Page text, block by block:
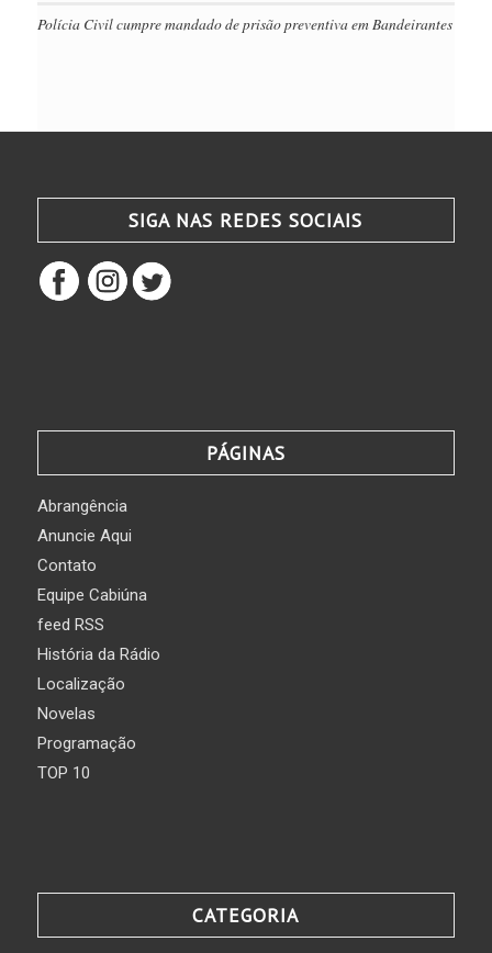
Polícia Civil cumpre mandado de prisão preventiva em Bandeirantes
SIGA NAS REDES SOCIAIS
PÁGINAS
Abrangência
Anuncie Aqui
Contato
Equipe Cabiúna
feed RSS
História da Rádio
Localização
Novelas
Programação
TOP 10
CATEGORIA